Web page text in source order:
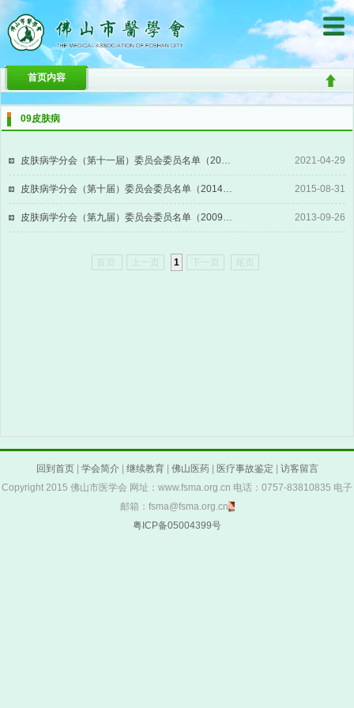
首页内容
09皮肤病
2021-04-29
2015-08-31
2013-09-26
1 下一页
回到首页| 学会简介| 继续教育| 佛山医药| 医疗事故鉴定 | 访客留言
Copyright 2015 佛山市医学会 网址：www.fsma.org.cn 电话：0757-83810835 电子
邮箱：fsma@fsma.org.cn
粤ICP备05004399号